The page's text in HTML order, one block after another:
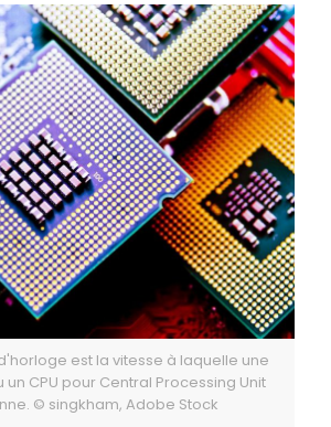
est la vitesse à laquelle une
CPU pour Central Processing Unit
© singkham, Adobe Stock